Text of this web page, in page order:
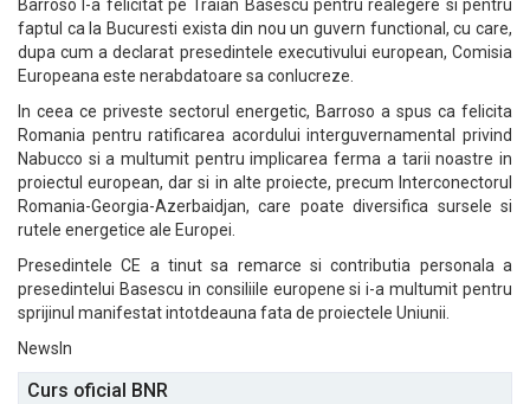
Barroso l-a felicitat pe Traian Basescu pentru realegere si pentru
faptul ca la Bucuresti exista din nou un guvern functional, cu care,
dupa cum a declarat presedintele executivului european, Comisia
Europeana este nerabdatoare sa conlucreze.
In ceea ce priveste sectorul energetic, Barroso a spus ca felicita
Romania pentru ratificarea acordului interguvernamental privind
Nabucco si a multumit pentru implicarea ferma a tarii noastre in
proiectul european, dar si in alte proiecte, precum Interconectorul
Romania-Georgia-Azerbaidjan, care poate diversifica sursele si
rutele energetice ale Europei.
Presedintele CE a tinut sa remarce si contributia personala a
presedintelui Basescu in consiliile europene si i-a multumit pentru
sprijinul manifestat intotdeauna fata de proiectele Uniunii.
NewsIn
Curs oficial BNR